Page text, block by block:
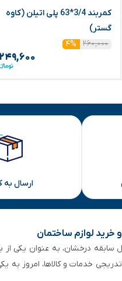
کمربند 3/4*63 پلی اتیلن (کاوه
گستر)
۲۶۰,۰۰۰
۴%
۲۴۹,۶۰۰
ارسال به
خرید لوازم ساختمان
ساختمانی خاجی‌ با بیش از ۵۰ سال
تدریجی خدمات و کالاها،